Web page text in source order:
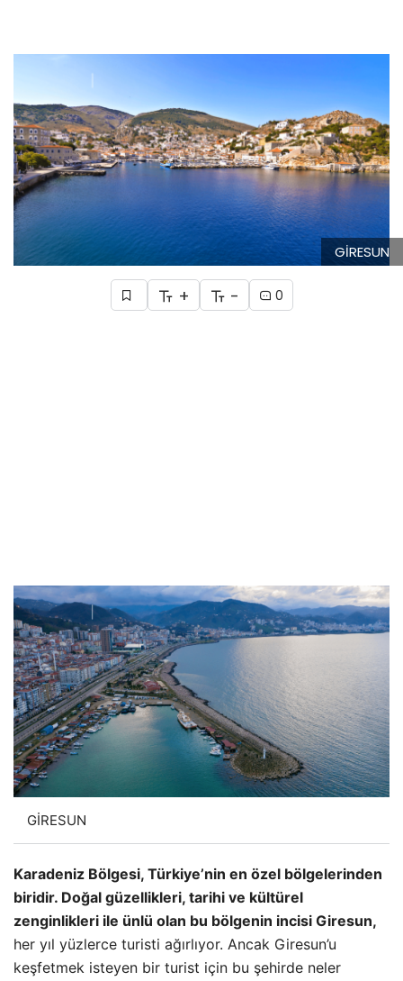
GİRESUN
+ - 0
GİRESUN
Karadeniz Bölgesi, Türkiye’nin en özel bölgelerinden
biridir. Doğal güzellikleri, tarihi ve kültürel
zenginlikleri ile ünlü olan bu bölgenin incisi Giresun,
her yıl yüzlerce turisti ağırlıyor. Ancak Giresun’u
keşfetmek isteyen bir turist için bu şehirde neler